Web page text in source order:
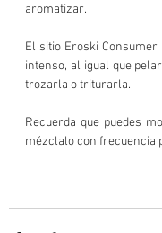
aromatizar.
El sitio Eroski
intenso, al igual que
trozarla o triturarla.
Recuerda que puedes
mézclalo con frecuencia